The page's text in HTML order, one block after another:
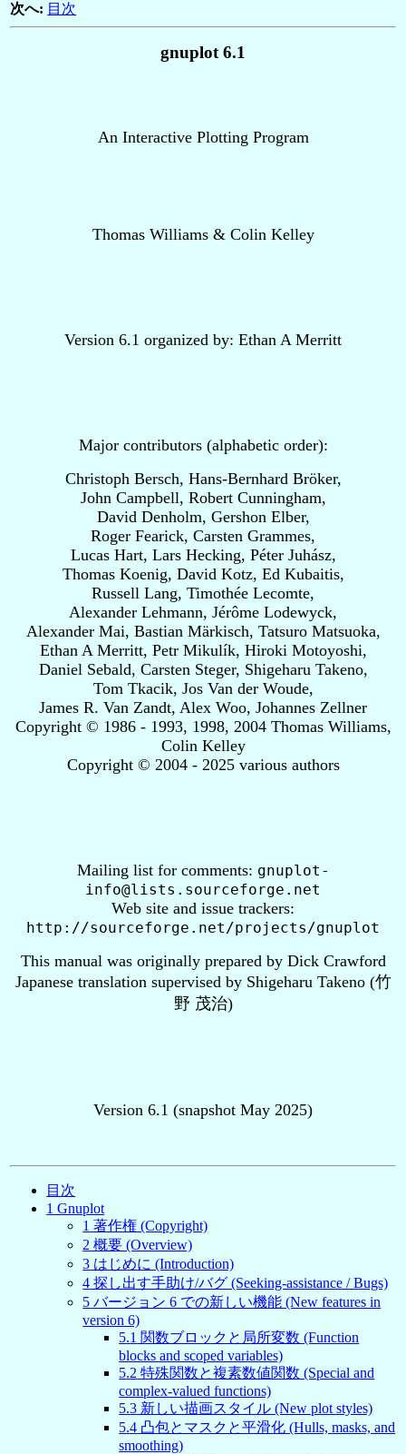
次へ: 目次
gnuplot 6.1
An Interactive Plotting Program
Thomas Williams & Colin Kelley
Version 6.1 organized by: Ethan A Merritt
Major contributors (alphabetic order):
Christoph Bersch, Hans-Bernhard Bröker,
John Campbell, Robert Cunningham,
David Denholm, Gershon Elber,
Roger Fearick, Carsten Grammes,
Lucas Hart, Lars Hecking, Péter Juhász,
Thomas Koenig, David Kotz, Ed Kubaitis,
Russell Lang, Timothée Lecomte,
Alexander Lehmann, Jérôme Lodewyck,
Alexander Mai, Bastian Märkisch, Tatsuro Matsuoka,
Ethan A Merritt, Petr Mikulík, Hiroki Motoyoshi,
Daniel Sebald, Carsten Steger, Shigeharu Takeno,
Tom Tkacik, Jos Van der Woude,
James R. Van Zandt, Alex Woo, Johannes Zellner
Copyright © 1986 - 1993, 1998, 2004 Thomas Williams,
Colin Kelley
Copyright © 2004 - 2025 various authors
Mailing list for comments: gnuplot-
info@lists.sourceforge.net
Web site and issue trackers:
http://sourceforge.net/projects/gnuplot
This manual was originally prepared by Dick Crawford
Japanese translation supervised by Shigeharu Takeno (竹
野 茂治)
Version 6.1 (snapshot May 2025)
目次
1 Gnuplot
1 著作権 (Copyright)
2 概要 (Overview)
3 はじめに (Introduction)
4 探し出す手助け/バグ (Seeking-assistance / Bugs)
5 バージョン 6 での新しい機能 (New features in
version 6)
5.1 関数ブロックと局所変数 (Function
blocks and scoped variables)
5.2 特殊関数と複素数値関数 (Special and
complex-valued functions)
5.3 新しい描画スタイル (New plot styles)
5.4 凸包とマスクと平滑化 (Hulls, masks, and
smoothing)